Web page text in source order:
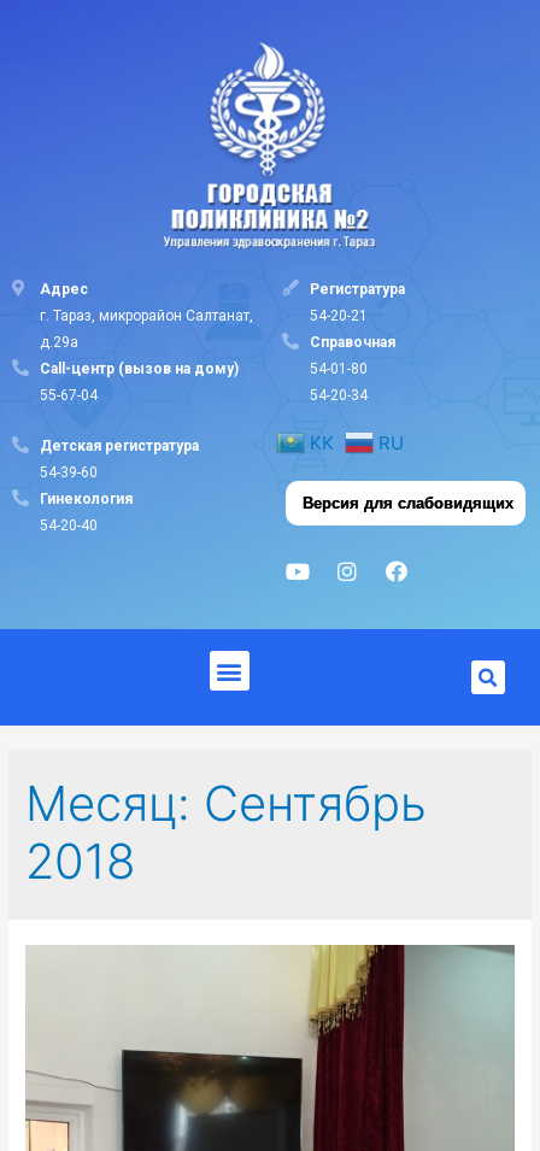
Адрес
г. Тараз, микрорайон Салтанат,
д.29а
Call-центр (вызов на дому)
55-67-04
Регистратура
54-20-21
Cправочная
54-01-80
54-20-34
Детская регистратура
54-39-60
Гинекология
54-20-40
KK RU
Версия для слабовидящих
Месяц: Сентябрь
2018